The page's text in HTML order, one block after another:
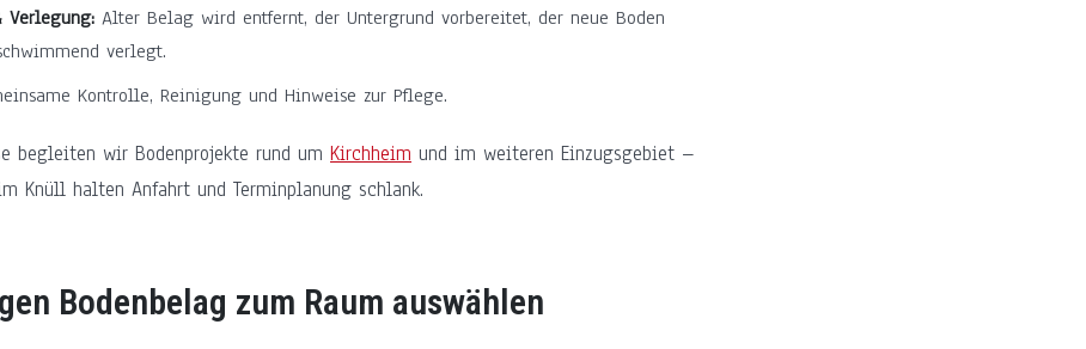
Verlegung:Alter Belag wird entfernt, der Untergrund vorbereitet, der neue Boden
verlegt.
Kontrolle, Reinigung und Hinweise zur Pflege.
begleiten wir Bodenprojekte rund um Kirchheim und im weiteren Einzugsgebiet –
Knüll halten Anfahrt und Terminplanung schlank.
Bodenbelag zum Raum auswählen